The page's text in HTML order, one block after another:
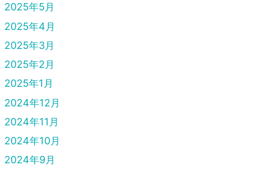
2025年5月
2025年4月
2025年3月
2025年2月
2025年1月
2024年12月
2024年11月
2024年10月
2024年9月